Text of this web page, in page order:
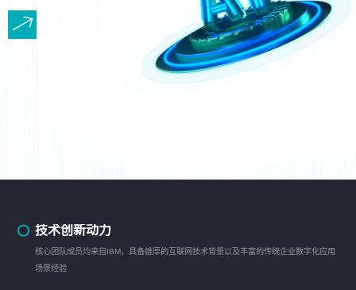
技术创新动力
核心团队成员均来自IBM，具备雄厚的互联网技术背景以及丰富的传统企业数字化应用
场景经验